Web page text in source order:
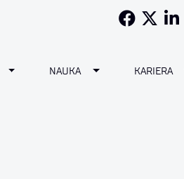
Toggle Dropdown
NAUKA Toggle Dropdown
KARIERA